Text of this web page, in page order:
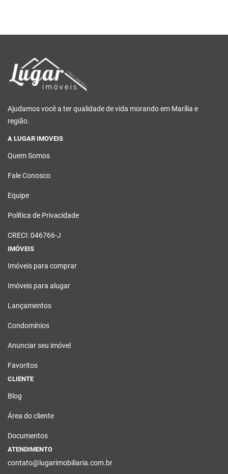
Ajudamos você a ter qualidade de vida morando em Marília e
região.
A LUGAR IMOVEIS
Quem Somos
Fale Conosco
Equipe
Política de Privacidade
CRECI: 046766-J
IMÓVEIS
Imóveis para comprar
Imóveis para alugar
Lançamentos
Condomínios
Anunciar seu imóvel
Favoritos
CLIENTE
Blog
Área do cliente
Documentos
ATENDIMENTO
contato@lugarimobiliaria.com.br